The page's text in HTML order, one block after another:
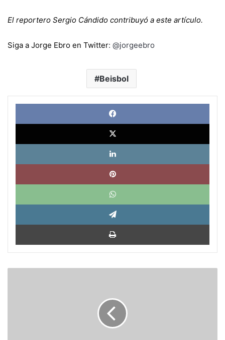
El reportero Sergio Cándido contribuyó a este artículo.
Siga a Jorge Ebro en Twitter: @jorgeebro
Beisbol
X